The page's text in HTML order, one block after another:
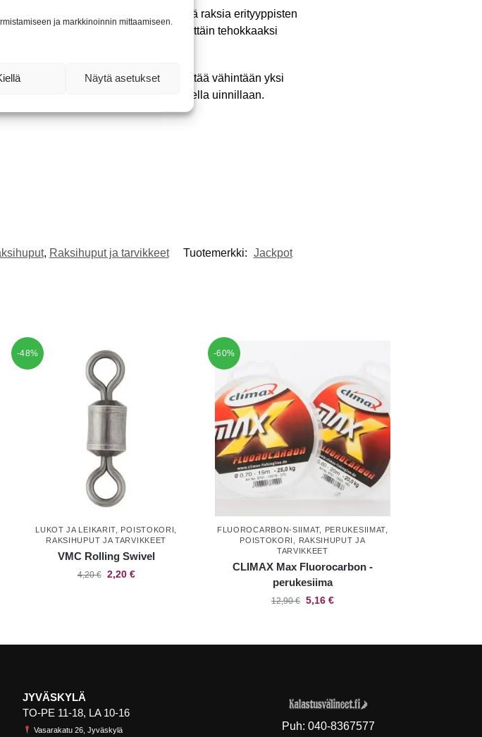
ja markkinoinnin mittaamiseen.
Näytä asetukset
jolloin käytettäessä raksia erityyppisten
nähden, toisinaan erittäin tehokkaaksi
oleviin muihin syötteihin nähden virittää vähintään yksi
kalan iskurefleksin täysin erilaisella uinnillaan.
, Raksihuput ja tarvikkeet Tuotemerkki: Jackpot
-48%
LUKOT JA LEIKARIT POISTOKORI
RAKSIHUPUT JA TARVIKKEET
VMC Rolling Swivel
4,20€ 2,20 €
-60%
FLUOROCARBON-SIIMAT, PERUKESIIMAT
POISTOKORI
RAKSIHUPUT JA
TARVIKKEET
CLIMAX Max Fluorocarbon -
perukesiima
12,90€ 5,16 €
JYVÄSKYLÄ
TO-PE 11-18, LA 10-16
Vasarakatu 26, Jyväskylä Puh: 040-8367577